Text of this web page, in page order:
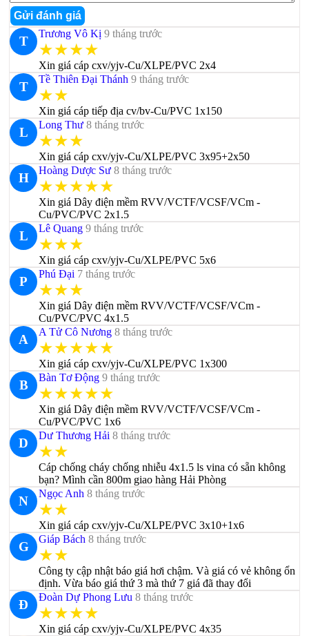
Gửi đánh giá
T
Trương Vô Kị 9 tháng trước
★★★★
Xin giá cáp cxv/yjv-Cu/XLPE/PVC 2x4
T
Tề Thiên Đại Thánh 9 tháng trước
★★
Xin giá cáp tiếp địa cv/bv-Cu/PVC 1x150
L
Long Thư 8 tháng trước
★★★
Xin giá cáp cxv/yjv-Cu/XLPE/PVC 3x95+2x50
H
Hoàng Dược Sư 8 tháng trước
★★★★★
Xin giá Dây điện mềm RVV/VCTF/VCSF/VCm -
Cu/PVC/PVC 2x1.5
L
Lê Quang 9 tháng trước
★★★
Xin giá cáp cxv/yjv-Cu/XLPE/PVC 5x6
P
Phú Đại 7 tháng trước
★★★
Xin giá Dây điện mềm RVV/VCTF/VCSF/VCm -
Cu/PVC/PVC 4x1.5
A
A Tử Cô Nương 8 tháng trước
★★★★★
Xin giá cáp cxv/yjv-Cu/XLPE/PVC 1x300
B
Bàn Tơ Động 9 tháng trước
★★★★★
Xin giá Dây điện mềm RVV/VCTF/VCSF/VCm -
Cu/PVC/PVC 1x6
D
Dư Thương Hải 8 tháng trước
★★
Cáp chống cháy chống nhiễu 4x1.5 ls vina có sẵn không
bạn? Mình cần 800m giao hàng Hải Phòng
N
Ngọc Anh 8 tháng trước
★★
Xin giá cáp cxv/yjv-Cu/XLPE/PVC 3x10+1x6
G
Giáp Bách 8 tháng trước
★★
Công ty cập nhật báo giá hơi chậm. Và giá có vẻ không ổn
định. Vừa báo giá thứ 3 mà thứ 7 giá đã thay đổi
Đ
Đoàn Dự Phong Lưu 8 tháng trước
★★★★
Xin giá cáp cxv/yjv-Cu/XLPE/PVC 4x35